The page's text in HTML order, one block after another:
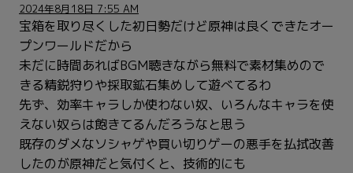
2024年8月18日 7:55 AM
宝箱を取り尽くした初日勢だけど原神は良くできたオー
プンワールドだから
未だに時間あればBGM聴きながら無料で素材集めので
きる精鋭狩りや採取鉱石集めして遊べてるわ
先ず、効率キャラしか使わない奴、いろんなキャラを使
えない奴らは飽きてるんだろうなと思う
既存のダメなソシャゲや買い切りゲーの悪手を払拭改善
したのが原神だと気付くと、技術的にも